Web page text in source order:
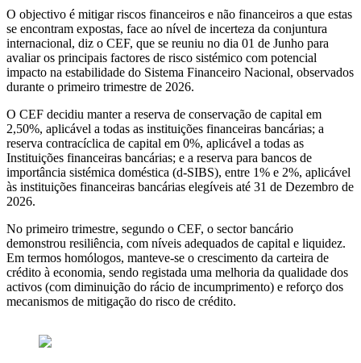
O objectivo é mitigar riscos financeiros e não financeiros a que estas
se encontram expostas, face ao nível de incerteza da conjuntura
internacional, diz o CEF, que se reuniu no dia 01 de Junho para
avaliar os principais factores de risco sistémico com potencial
impacto na estabilidade do Sistema Financeiro Nacional, observados
durante o primeiro trimestre de 2026.
​O CEF decidiu manter a reserva de conservação de capital em
2,50%, aplicável a todas as instituições financeiras bancárias; a
reserva contracíclica de capital em 0%, aplicável a todas as
Instituições financeiras bancárias; e a reserva para bancos de
importância sistémica doméstica (d-SIBS), entre 1% e 2%, aplicável
às instituições financeiras bancárias elegíveis até 31 de Dezembro de
2026.
No primeiro trimestre, segundo o CEF, o sector bancário
demonstrou resiliência, com níveis adequados de capital e liquidez.
Em termos homólogos, manteve-se o crescimento da carteira de
crédito à economia, sendo registada uma melhoria da qualidade dos
activos (com diminuição do rácio de incumprimento) e reforço dos
mecanismos de mitigação do risco de crédito.